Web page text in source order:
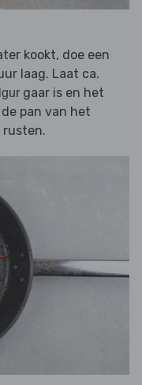
kookt, doe een
laag. Laat ca.
gaar is en het
pan van het